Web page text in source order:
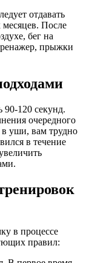
отдавать
После
бег на
прыжки
90-120 секунд.
очередного
в уши, вам трудно
в течение
в процессе
правил: